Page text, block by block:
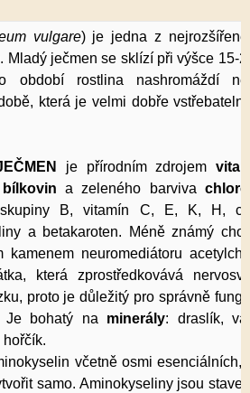
vulgare) je jedna z
Mladý ječmen se sklízí při výšce 15-
období rostlina nashromáždí
která je velmi dobře
je přírodním zdrojem
a zeleného barviva
skupiny B, vitamín C, E, K, H,
a betakaroten. Méně známý
kamenem neuromediátoru
která zprostředkovává
proto je důležitý pro správně
Je bohatý na minerály: draslík,
hořčík.
včetně osmi esenciálních,
samo. Aminokyseliny jsou